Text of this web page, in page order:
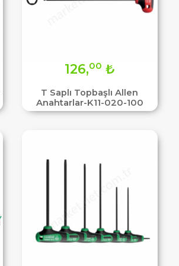
T Saplı Topbaşlı Allen
Anahtarlar-K11-020-100
126,00 ₺